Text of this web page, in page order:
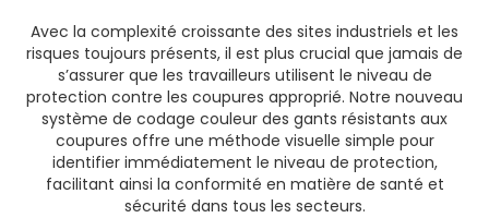
Avec la complexité croissante des sites industriels et les
risques toujours présents, il est plus crucial que jamais de
s’assurer que les travailleurs utilisent le niveau de
protection contre les coupures approprié. Notre nouveau
système de codage couleur des gants résistants aux
coupures offre une méthode visuelle simple pour
identifier immédiatement le niveau de protection,
facilitant ainsi la conformité en matière de santé et
sécurité dans tous les secteurs.